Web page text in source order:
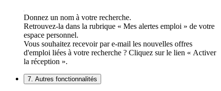
Donnez un nom à votre recherche.
Retrouvez-la dans la rubrique « Mes alertes emploi » de votre
espace personnel.
Vous souhaitez recevoir par e-mail les nouvelles offres
d'emploi liées à votre recherche ? Cliquez sur le lien « Activer
la réception ».
7. Autres fonctionnalités